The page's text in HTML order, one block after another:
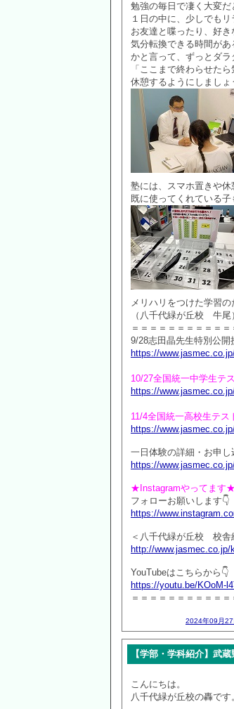
勉強の毎日で凄く大変だ
１日の中に、少しでも
お友達と喋ったり、好き
気分転換できる時間があ
かと言って、ずっとダラ
「ここまで終わらせた
休憩するようにしましょ
塾には、スマホ置きや休
既に使ってくれている
メリハリをつけた学習の
（八千代緑が丘校 牛尾
＝＝＝＝＝＝＝＝＝＝
9/28志田晶先生特別公開
https://
10/27全国統一中学生テ
https://
11/4全国統一高校生テス
https://
一日体験の詳細・お申し
https://
★Instagramやってます★
フォローお願いします👇
https://
＜八千代緑が丘校 校舎
http://
YouTubeはこちらから👇
https://youtu.be/KOoM-
＝＝＝＝＝＝＝＝＝＝
2024年09月
【学部・学科紹介】武
こんにちは。
八千代緑が丘校の轟です